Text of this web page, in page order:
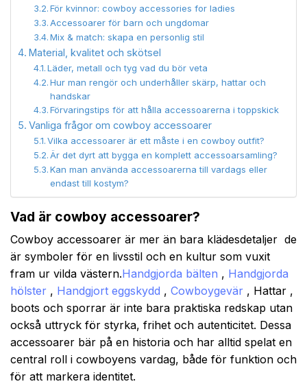
För kvinnor: cowboy accessories for ladies
Accessoarer för barn och ungdomar
Mix & match: skapa en personlig stil
Material, kvalitet och skötsel
Läder, metall och tyg vad du bör veta
Hur man rengör och underhåller skärp, hattar och
handskar
Förvaringstips för att hålla accessoarerna i toppskick
Vanliga frågor om cowboy accessoarer
Vilka accessoarer är ett måste i en cowboy outfit?
Är det dyrt att bygga en komplett accessoarsamling?
Kan man använda accessoarerna till vardags eller
endast till kostym?
Vad är cowboy accessoarer?
Cowboy accessoarer är mer än bara klädesdetaljer de
är symboler för en livsstil och en kultur som vuxit
fram ur vilda västern.Handgjorda bälten , Handgjorda
hölster , Handgjort eggskydd , Cowboygevär , Hattar ,
boots och sporrar är inte bara praktiska redskap utan
också uttryck för styrka, frihet och autenticitet. Dessa
accessoarer bär på en historia och har alltid spelat en
central roll i cowboyens vardag, både för funktion och
för att markera identitet.